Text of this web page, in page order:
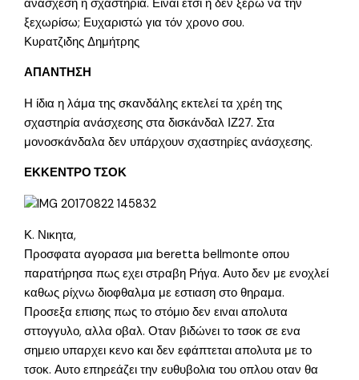
ανάσχεση η σχαστηρια. Είναι ετσι ή δεν ξέρω να την
ξεχωρίσω; Ευχαριστώ για τόν χρονο σου.
Κυρατζιδης Δημήτρης
ΑΠΑΝΤΗΣΗ
Η ίδια η λάμα της σκανδάλης εκτελεί τα χρέη της
σχαστηρία ανάσχεσης στα δισκάνδαλ ΙΖ27. Στα
μονοσκάνδαλα δεν υπάρχουν σχαστηρίες ανάσχεσης.
ΕΚΚΕΝΤΡΟ ΤΣΟΚ
Κ. Νικητα,
Προσφατα αγορασα μια beretta bellmonte οπου
παρατήρησα πως εχει στραβη Ρήγα. Αυτο δεν με ενοχλεί
καθως ρίχνω διοφθαλμα με εστιαση στο θηραμα.
Προσεξα επισης πως το στόμιο δεν ειναι απολυτα
σττογγυλο, αλλα οβαλ. Οταν βιδώνει το τσοκ σε ενα
σημειο υπαρχει κενο και δεν εφάπτεται απολυτα με το
τσοκ. Αυτο επηρεάζει την ευθυβολια του οπλου οταν θα